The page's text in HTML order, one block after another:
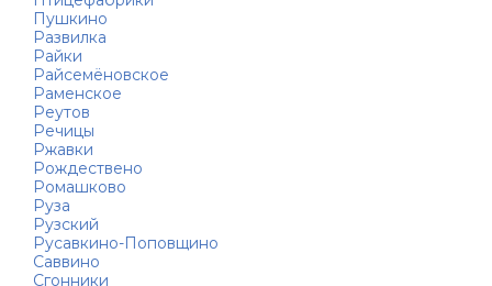
Пушкино
Развилка
Райки
Райсемёновское
Раменское
Реутов
Речицы
Ржавки
Рождествено
Ромашково
Руза
Рузский
Русавкино-Поповщино
Саввино
Сгонники